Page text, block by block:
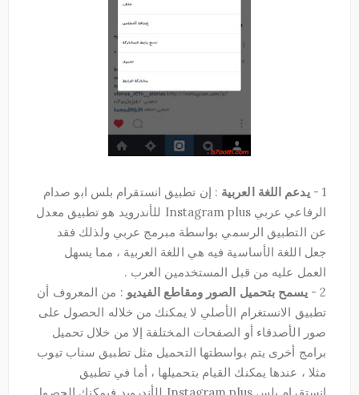
1 - يدعم اللغة العربية : إن تطبيق انستقرام بلس ابو صدام
الرفاعي عربي Instagram plus للأندرويد هو تطبيق معدل
عن التطبيق الرسمي بواسطة مبرمج عربي ولذلك فقد
جعل اللغة الأساسية فيه هي اللغة العربية ، مما يسهل
العمل عليه من قبل المستخدمين العرب .
2 -
يسمح بتحميل الصور ومقاطع الفيديو : من المعروف أن
تطبيق الانستغرام الأصلي لا يمكنك من خلاله الحصول على
صور الأصدقاء أو الصفحات المختلفة إلا من خلال تحميل
برامج أخرى يتم بواسطتها التحميل مثل تطبيق سناب تيوب
مثلا ، عندها يمكنك القيام بتحميلها ، أما في تطبيق